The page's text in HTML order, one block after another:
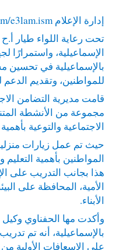
إدارة الإعلامe3lam.ism
تحت رعاية اللواء طيار
الإسماعيلية، واستمرارًا
بالإسماعيلية في تحسين
للمواطنين، وتقديم الدعم
قامت مديرية التضامن
مجموعة من الأنشطة
الاجتماعية والتوعية
حيث تم عمل زيارات
المواطنين بأهمية التعليم
هذا بجانب التدريب على
الأمية، المحافظة على
الأبناء.
وأكدت مها الحفناوي
على الإسعافات الأولية